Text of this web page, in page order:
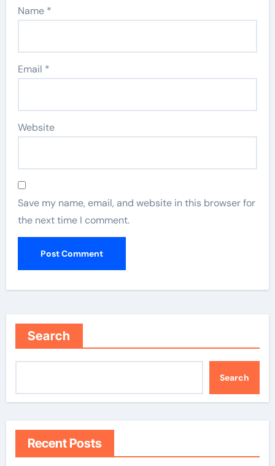
Name *
Email *
Website
Save my name, email, and website in this browser for
the next time I comment.
Search
Search
Recent Posts